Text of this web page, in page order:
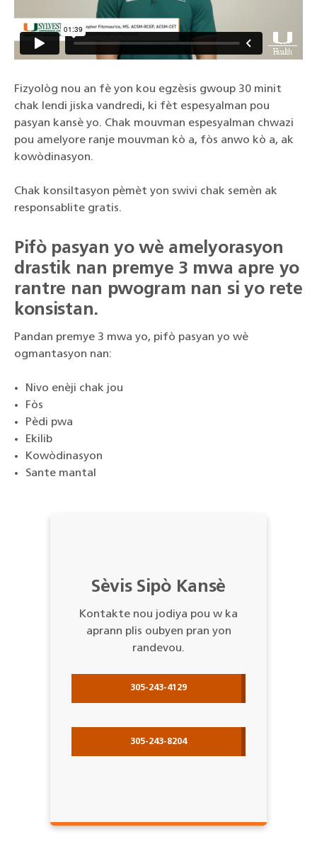
Fizyològ nou an fè yon kou egzèsis gwoup 30 minit
chak lendi jiska vandredi, ki fèt espesyalman pou
pasyan kansè yo. Chak mouvman espesyalman chwazi
pou amelyore ranje mouvman kò a, fòs anwo kò a, ak
kowòdinasyon.
Chak konsiltasyon pèmèt yon swivi chak semèn ak
responsablite gratis.
Pifò pasyan yo wè amelyorasyon
drastik nan premye 3 mwa apre yo
rantre nan pwogram nan si yo rete
konsistan.
Pandan premye 3 mwa yo, pifò pasyan yo wè
ogmantasyon nan:
Nivo enèji chak jou
Fòs
Pèdi pwa
Ekilib
Kowòdinasyon
Sante mantal
Sèvis Sipò Kansè
Kontakte nou jodiya pou w ka
aprann plis oubyen pran yon
randevou.
305-243-4129
305-243-8204